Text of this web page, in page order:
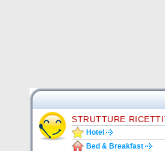
STRUTTURE
Hotel
Bed & Breakfast